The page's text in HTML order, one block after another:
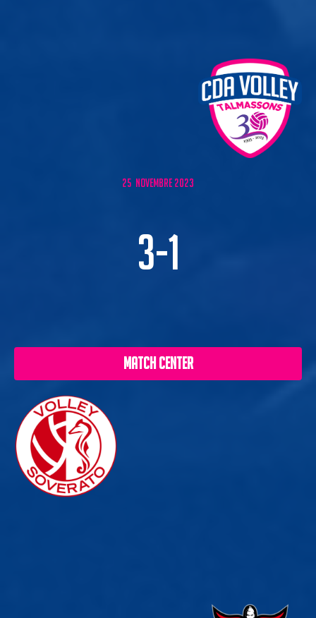
25 NOVEMBRE 2023
3-1
MATCH CENTER